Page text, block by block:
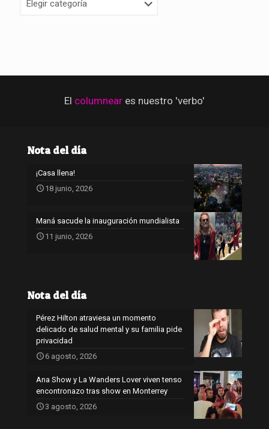
El columnear es nuestro 'verbo'
Nota del día
¡Casa llena!
18 junio, 2026
Maná sacude la inauguración mundialista
11 junio, 2026
Nota del día
Pérez Hilton atraviesa un momento
delicado de salud mental y su familia pide
privacidad
6 agosto, 2026
Ana Show y La Wanders Lover viven tenso
encontronazo tras show en Monterrey
3 agosto, 2026